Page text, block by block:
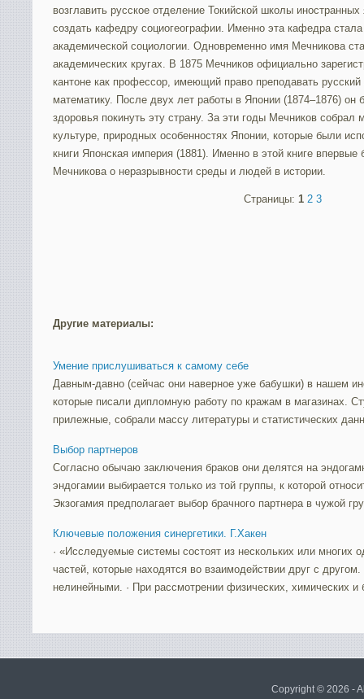
возглавить русское отделение Токийской школы
создать кафедру социогеографии. Именно эта кафедра стала
академической социологии. Одновременно имя Мечникова
академических кругах. В 1875 Мечников официально
кантоне как профессор, имеющий право преподавать
математику. После двух лет работы в Японии (1874–1876)
здоровья покинуть эту страну. За эти годы Мечников собрал
культуре, природных особенностях Японии, которые были
книги Японская империя (1881). Именно в этой книге впервые
Мечникова о неразрывности среды и людей в истории.
Страницы: 1 2 3
Другие материалы:
Умение прислушиваться к самому себе
Давным-давно (сейчас они наверное уже бабушки) в нашем
которые писали дипломную работу по кражам в магазинах.
прилежные, собрали массу литературы и статистических
Выбор партнеров
Согласно обычаю заключения браков они делятся на
эндогамии выбирается только из той группы, к которой
Экзогамия предполагает выбор брачного партнера в чужой
Ключевые положения синергетики. Г.Хакен
· «Исследуемые системы состоят из нескольких или многих
частей, которые находятся во взаимодействии друг с
нелинейными. · При рассмотрении физических, химических и
Copyright © 2026 -